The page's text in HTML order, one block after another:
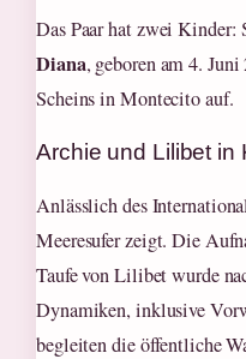
Das Paar hat zwei Kinder:
Diana, geboren am 4.
Scheins in Montecito auf.
Archie und Lilibet in
Anlässlich des
Meeresufer zeigt. Die
Taufe von Lilibet wurde
Dynamiken, inklusive
begleiten die öffentliche